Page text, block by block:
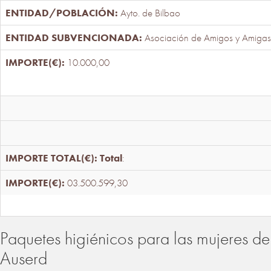
Ayto. de Bilbao
Asociación de Amigos y
10.000,00
Total:
03.500.599,30
Paquetes higiénicos para las mujeres
Auserd